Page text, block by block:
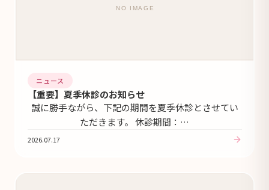
ニュース
【重要】夏季休診のお知らせ
誠に勝手ながら、下記の期間を夏季休診とさせてい
ただきます。 休診期間：…
2026.07.17